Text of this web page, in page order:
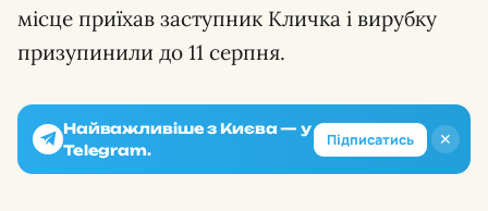
місце приїхав заступник Кличка і вирубку
призупинили до 11 серпня.
✕
Найважливіше з Києва — у
Telegram.
Підписатись